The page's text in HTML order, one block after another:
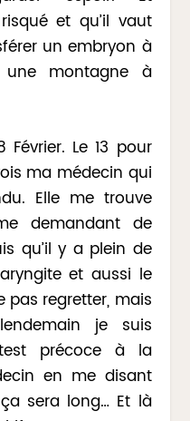
et qu’il vaut
un embryon à
montagne à
Le 13 pour
ma médecin qui
Elle me trouve
demandant de
qu’il y a plein de
et aussi le
pas regretter, mais
je suis
précoce à la
en me disant
sera long… Et là